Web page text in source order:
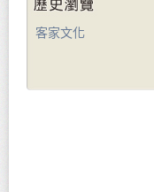
客家文化